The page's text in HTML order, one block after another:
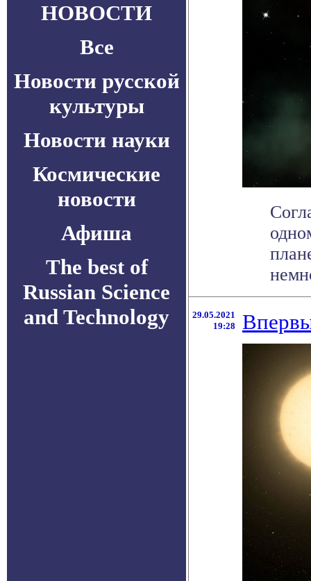
НОВОСТИ
Все
Новости русской
культуры
Новости науки
Космические
новости
Афиша
The best of
Russian Science
and Technology
29.05.2021
19:28